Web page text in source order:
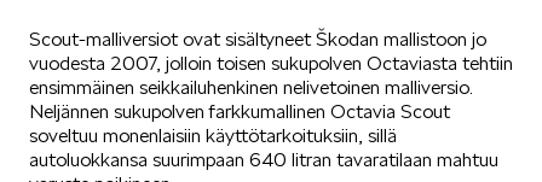
SÄHKÖAUTOILU
Scout-malliversiot ovat sisältyneet Škodan mallistoon jo
vuodesta 2007, jolloin toisen sukupolven Octaviasta tehtiin
ensimmäinen seikkailuhenkinen nelivetoinen malliversio.
Neljännen sukupolven farkkumallinen Octavia Scout
soveltuu monenlaisiin käyttötarkoituksiin, sillä
autoluokkansa suurimpaan 640 litran tavaratilaan mahtuu